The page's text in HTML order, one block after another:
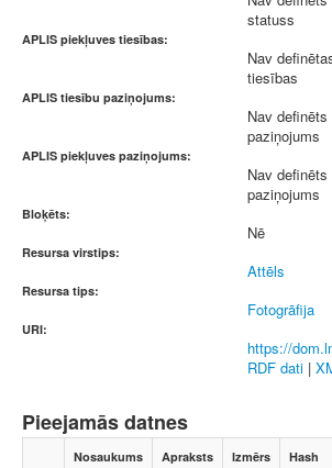
statuss
APLIS piekļuves tiesības:
Nav
tiesības
APLIS tiesību paziņojums:
Nav
paziņojums
APLIS piekļuves paziņojums:
Nav
paziņojums
Bloķēts:
Nē
Resursa virstips:
Attēls
Resursa tips:
Fotogrāfija
URI:
https://
RDF dati |
Pieejamās datnes
Nosaukums Apraksts Izmērs Hash